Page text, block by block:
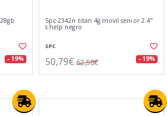
- 19%
Spc 2342n titan 4g movil senior 2.4"
s.help negro
SPC
50,79€ 62,58€ - 19%